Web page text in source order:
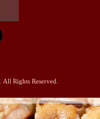
. All Rights Reserved.